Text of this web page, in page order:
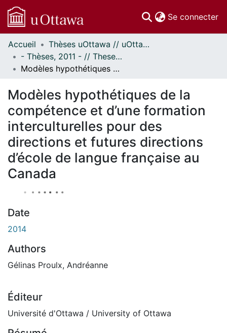
Se connecter
Communautés
et collections
Parcourir
À propos
Accueil
Thèses uOttawa // uOttawa Theses
- Thèses, 2011 - // Theses, 2011 -
Modèles hypothétiques de la compétence et d’une formation interculturelles pour des directions et futures directions d’école de langue française au Canada
Modèles hypothétiques de la
compétence et d’une formation
interculturelles pour des
directions et futures directions
d’école de langue française au
Canada
Date
2014
Authors
Gélinas Proulx, Andréanne
Éditeur
Université d'Ottawa / University of Ottawa